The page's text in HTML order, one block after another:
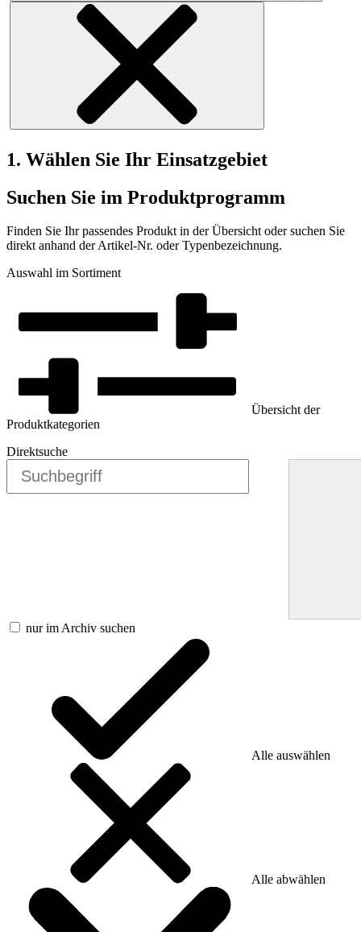
1. Wählen Sie Ihr Einsatzgebiet
Suchen Sie im Produktprogramm
Finden Sie Ihr passendes Produkt in der Übersicht oder suchen Sie
direkt anhand der Artikel-Nr. oder Typenbezeichnung.
Auswahl im Sortiment
Übersicht der
Produktkategorien
Direktsuche
nur im Archiv suchen
Alle auswählen
Alle abwählen